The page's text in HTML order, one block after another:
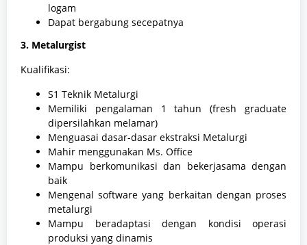
logam
Dapat bergabung secepatnya
3. Metalurgist
Kualifikasi:
S1 Teknik Metalurgi
Memiliki pengalaman 1 tahun (fresh graduate
dipersilahkan melamar)
Menguasai dasar-dasar ekstraksi Metalurgi
Mahir menggunakan Ms. Office
Mampu berkomunikasi dan bekerjasama dengan
baik
Mengenal software yang berkaitan dengan proses
metalurgi
Mampu beradaptasi dengan kondisi operasi
produksi yang dinamis